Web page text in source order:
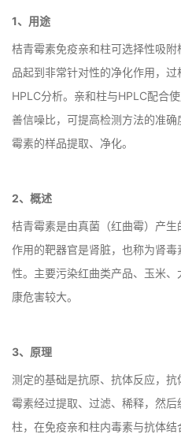
1、用途
桔青霉素免疫亲和柱可选择性吸
品起到非常针对性的净化作用，
HPLC分析。亲和柱与HPLC配合
善信噪比，可提高检测方法的准
霉素的样品提取、净化。
2、概述
桔青霉素是由真菌（红曲霉）产
作用的靶器官是肾脏，也称为肾
性。主要污染红曲类产品、玉米
康危害较大。
3、原理
测定的基础是抗原、抗体反应，
霉素经过提取、过滤、稀释，然
柱，在免疫亲和柱内毒素与抗体